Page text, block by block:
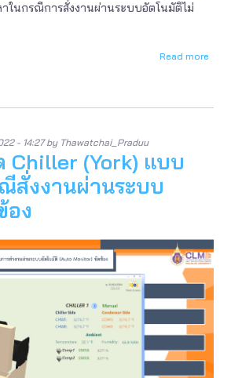
ในกรณีการสั่งงานผ่านระบบอัตโนมัติไม่
Read more
อัตโ
ขัดข้
- 14:27by Thawatchai_Praduu
Chiller (York) แบบ
สั่งงานผ่านระบบ
อง